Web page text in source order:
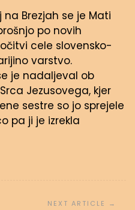
Brezjah se je Mati
po novih
cele slovensko-
varstvo.
je nadaljeval ob
Jezusovega, kjer
sestre so jo sprejele
pa ji je izrekla